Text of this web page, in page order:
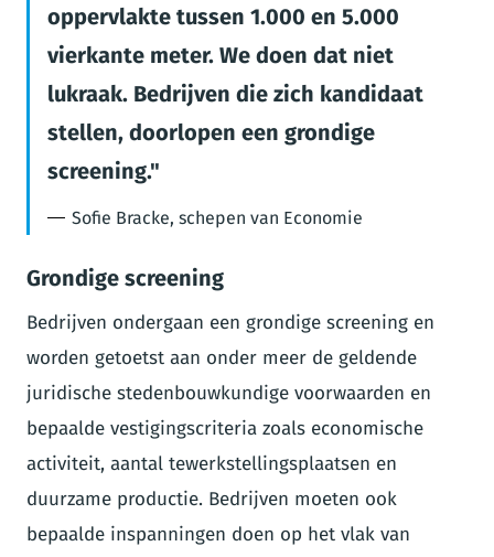
oppervlakte tussen 1.000 en 5.000
vierkante meter. We doen dat niet
lukraak. Bedrijven die zich kandidaat
stellen, doorlopen een grondige
screening.
Sofie Bracke, schepen van Economie
Grondige screening
Bedrijven ondergaan een grondige screening en
worden getoetst aan onder meer de geldende
juridische stedenbouwkundige voorwaarden en
bepaalde vestigingscriteria zoals economische
activiteit, aantal tewerkstellingsplaatsen en
duurzame productie. Bedrijven moeten ook
bepaalde inspanningen doen op het vlak van